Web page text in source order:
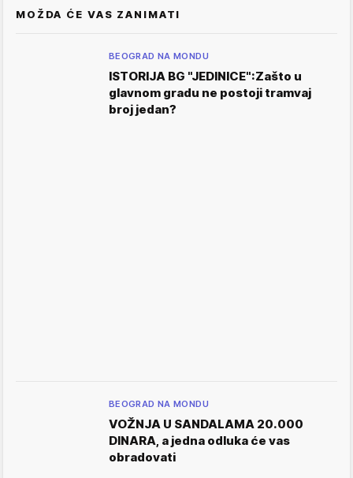
MOŽDA ĆE VAS ZANIMATI
BEOGRAD NA MONDU
ISTORIJA BG "JEDINICE":Zašto u
glavnom gradu ne postoji tramvaj
broj jedan?
BEOGRAD NA MONDU
VOŽNJA U SANDALAMA 20.000
DINARA, a jedna odluka će vas
obradovati